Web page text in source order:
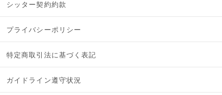
シッター契約約款
プライバシーポリシー
特定商取引法に基づく表記
ガイドライン遵守状況